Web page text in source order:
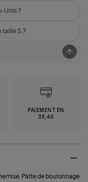
Unis ?
taille S ?
PAIEMENT EN
3X,4X
Patte de boutonnage